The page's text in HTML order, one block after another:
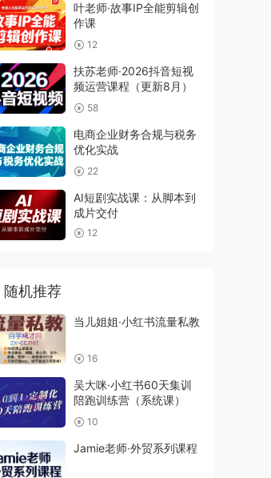
叶老师·故事IP全能剪辑创
作课
12
扶苏老师·2026抖音短视
频运营课程（更新8月）
58
电商企业财务合规与税务
优化实战
22
AI短剧实战课：从脚本到
成片交付
12
随机推荐
当儿姐姐·小红书流量私教
16
吴大咪·小红书60天集训
陪跑训练营（系统课）
10
Jamie老师·外贸系列课程